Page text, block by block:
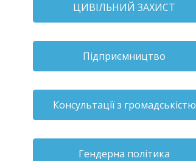
ЦИВІЛЬНИЙ ЗАХИСТ
Підприємництво
Консультації з громадськістю
Гендерна політика